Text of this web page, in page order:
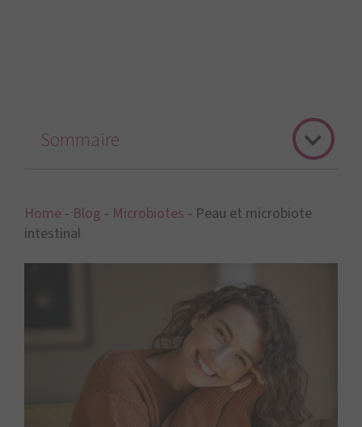
Home - Blog - Microbiotes - Peau et microbiote
intestinal
Sommaire